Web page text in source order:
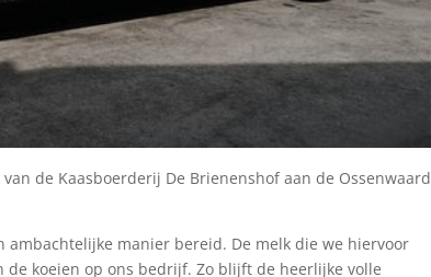
de Kaasboerderij De Brienenshof aan de Ossenwaard
ambachtelijke manier bereid. De melk die we hiervoor
koeien op ons bedrijf. Zo blijft de heerlijke volle